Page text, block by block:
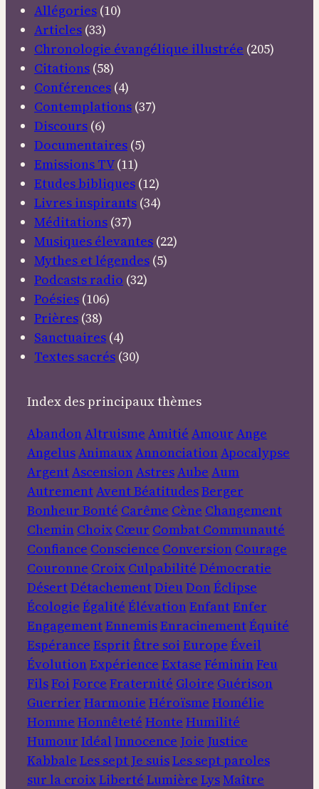
Allégories (10)
Articles (33)
Chronologie évangélique illustrée (205)
Citations (58)
Conférences (4)
Contemplations (37)
Discours (6)
Documentaires (5)
Emissions TV(11)
Etudes bibliques (12)
Livres inspirants (34)
Méditations (37)
Musiques élevantes (22)
Mythes et légendes (5)
Podcasts radio (32)
Poésies (106)
Prières (38)
Sanctuaires (4)
Textes sacrés (30)
Index des principaux thèmes
AbandonAltruisme Amitié Amour Ange
AngelusAnimauxAnnonciationApocalypse
ArgentAscensionAstresAube Aum
AutrementAventBéatitudesBerger
Bonheur Bonté Carême Cène Changement
Chemin Choix Cœur Combat Communauté
Confiance Conscience Conversion Courage
Couronne Croix Culpabilité Démocratie
DésertDétachementDieuDonÉclipse
Écologie Égalité ÉlévationEnfantEnfer
EngagementEnnemisEnracinementÉquité
Espérance EspritÊtre soi Europe Éveil
ÉvolutionExpérience Extase FémininFeu
FilsFoi Force Fraternité Gloire Guérison
Guerrier Harmonie Héroïsme Homélie
Homme Honnêteté Honte Humilité
Humour Idéal Innocence Joie Justice
Kabbale Les sept Je suisLes sept paroles
sur la croixLiberté Lumière LysMaître